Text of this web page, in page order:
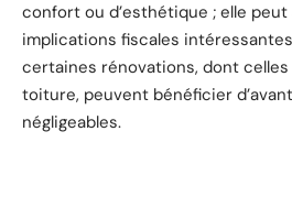
confort ou d’esthétique ; elle
implications fiscales
certaines rénovations, dont
toiture, peuvent bénéficier
négligeables.